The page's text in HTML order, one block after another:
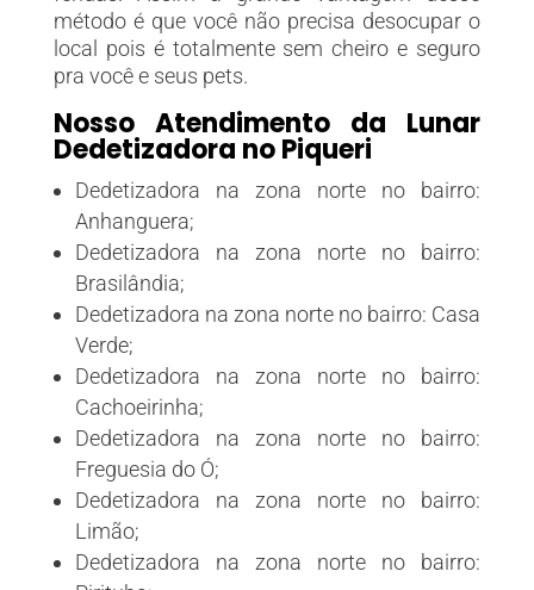
método é que você não precisa desocupar o
local pois é totalmente sem cheiro e seguro
pra você e seus pets.
Nosso Atendimento da Lunar
Dedetizadora no Piqueri
Dedetizadora na zona norte no bairro:
Anhanguera;
Dedetizadora na zona norte no bairro:
Brasilândia;
Dedetizadora na zona norte no bairro: Casa
Verde;
Dedetizadora na zona norte no bairro:
Cachoeirinha;
Dedetizadora na zona norte no bairro:
Freguesia do Ó;
Dedetizadora na zona norte no bairro:
Limão;
Dedetizadora na zona norte no bairro: